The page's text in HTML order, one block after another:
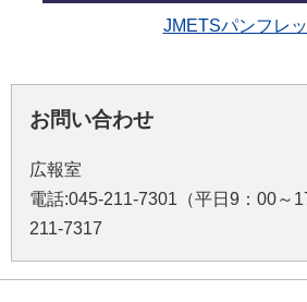
JMETSパンフレ
お問い合わせ
広報室
電話:045-211-7301（平日9：00
211-7317